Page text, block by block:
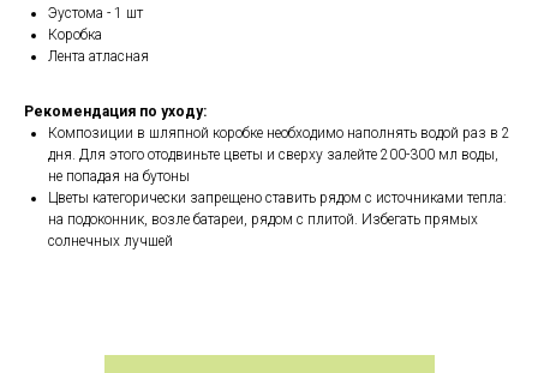
Эустома - 1 шт
Коробка
Лента атласная
Рекомендация по уходу:
Композиции в шляпной коробке необходимо наполнять водой раз в 2
дня. Для этого отодвиньте цветы и сверху залейте 200-300 мл воды,
не попадая на бутоны
Цветы категорически запрещено ставить рядом с источниками тепла:
на подоконник, возле батареи, рядом с плитой. Избегать прямых
солнечных лучшей